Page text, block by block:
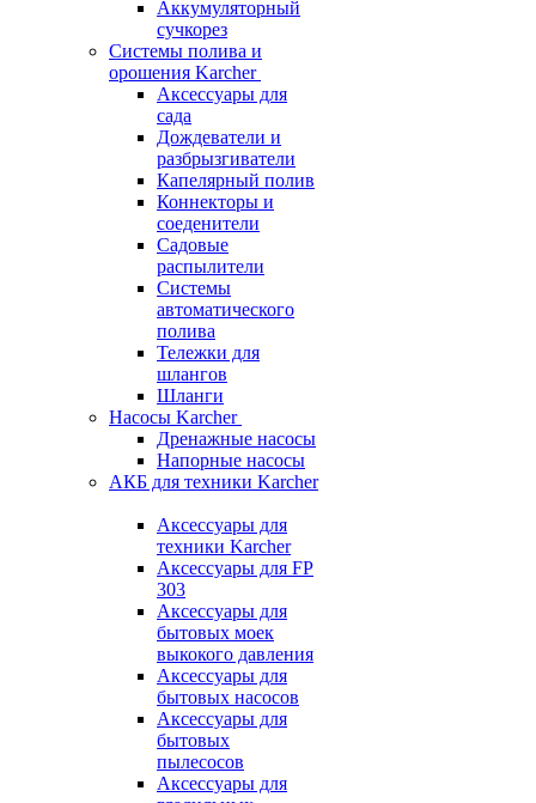
Аккумуляторный
сучкорез
Системы полива и
орошения Karcher
Аксессуары для
сада
Дождеватели и
разбрызгиватели
Капелярный полив
Коннекторы и
соеденители
Садовые
распылители
Системы
автоматического
полива
Тележки для
шлангов
Шланги
Насосы Karcher
Дренажные насосы
Напорные насосы
АКБ для техники Karcher
Аксессуары для
техники Karcher
Аксессуары для FP
303
Аксессуары для
бытовых моек
выкокого давления
Аксессуары для
бытовых насосов
Аксессуары для
бытовых
пылесосов
Аксессуары для